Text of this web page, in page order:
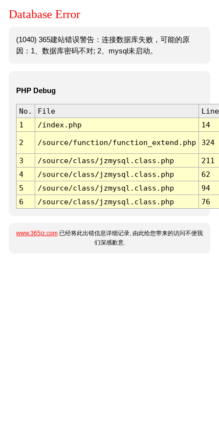
Database Error
(1040) 365建站错误警告：连接数据库失败，可能的原
因：1、数据库密码不对; 2、mysql未启动。
PHP Debug
No. File
Line
1
/index.php 14
2 /source/function/function_extend.php 324
3 /source/class/jzmysql.class.php
211
4
/source/class/jzmysql.class.php
62
5
/source/class/jzmysql.class.php
94
6
/source/class/jzmysql.class.php 76
www.365jz.com 已经将此出错信息详细记录, 由此给您带来的访问不便我
们深感歉意.